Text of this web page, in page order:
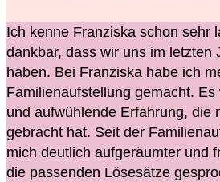
Ich kenne Franziska schon sehr
dankbar, dass wir uns im letzten
haben. Bei Franziska habe ich
Familienaufstellung gemacht.
und aufwühlende Erfahrung, die
gebracht hat. Seit der
mich deutlich aufgeräumter und
die passenden Lösesätze